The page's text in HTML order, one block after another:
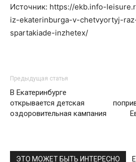
Источник: https://ekb.info-
iz-ekaterinburga-v-chetvyortyj-
spartakiade-inzhetex/
Предыдущая статья
В Екатеринбурге
открывается детская
оздоровительная кампания
ЭТО МОЖЕТ БЫТЬ ИНТЕРЕСНО